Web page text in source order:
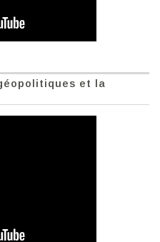
et la